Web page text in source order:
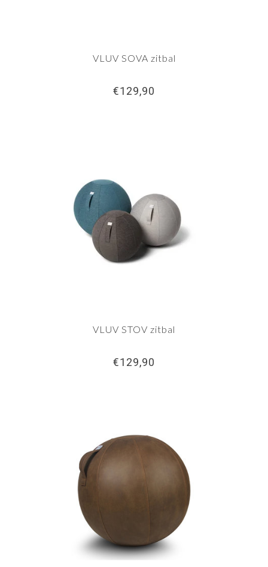
VLUV SOVA zitbal
€129,90
VLUV STOV zitbal
€129,90